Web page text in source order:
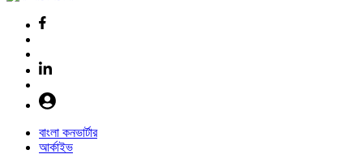
বাংলা কনভার্টার
আর্কাইভ